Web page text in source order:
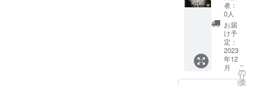
・オリ
ジナル
ステッ
カー ・
お礼の
メッ
セージ -
リリー
スパー
・FSC
リリー
スパー
ティー
ご招待
・アプ
リ内
レッド
者：
0人
お届
け予
定：
2023
年12
月
こ
の
リ
タ